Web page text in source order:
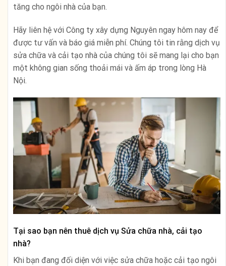
tăng cho ngôi nhà của bạn.
Hãy liên hệ với Công ty xây dựng Nguyên ngay hôm nay để
được tư vấn và báo giá miễn phí. Chúng tôi tin rằng dịch vụ
sửa chữa và cải tạo nhà của chúng tôi sẽ mang lại cho bạn
một không gian sống thoải mái và ấm áp trong lòng Hà
Nội.
Tại sao bạn nên thuê dịch vụ Sửa chữa nhà, cải tạo
nhà?
Khi bạn đang đối diện với việc sửa chữa hoặc cải tạo ngôi